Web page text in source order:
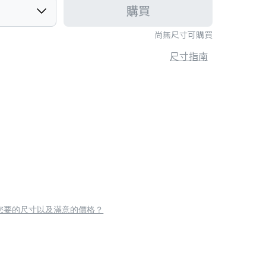
尚無尺寸可購買
購買
尺寸指南
要的尺寸以及滿意的價格？